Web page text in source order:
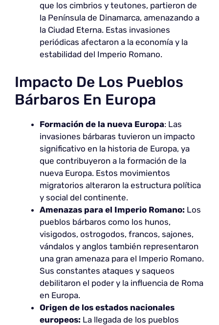
que los cimbrios y teutones, partieron de
la Península de Dinamarca, amenazando a
la Ciudad Eterna. Estas invasiones
periódicas afectaron a la economía y la
estabilidad del Imperio Romano.
Impacto De Los Pueblos
Bárbaros En Europa
Formación de la nueva Europa: Las
invasiones bárbaras tuvieron un impacto
significativo en la historia de Europa, ya
que contribuyeron a la formación de la
nueva Europa. Estos movimientos
migratorios alteraron la estructura política
y social del continente.
Amenazas para el Imperio Romano: Los
pueblos bárbaros como los hunos,
visigodos, ostrogodos, francos, sajones,
vándalos y anglos también representaron
una gran amenaza para el Imperio Romano.
Sus constantes ataques y saqueos
debilitaron el poder y la influencia de Roma
en Europa.
Origen de los estados nacionales
europeos: La llegada de los pueblos